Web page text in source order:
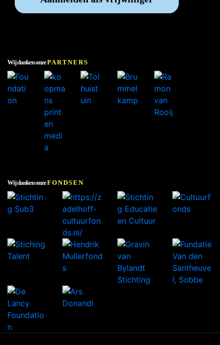
Wij danken onzePARTNERS
Wij danken onzeFONDSEN